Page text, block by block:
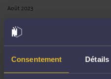
Consentement Détails
Août 2023
Juin 2023
Mai 2023
Avril 2023
Mars 2023